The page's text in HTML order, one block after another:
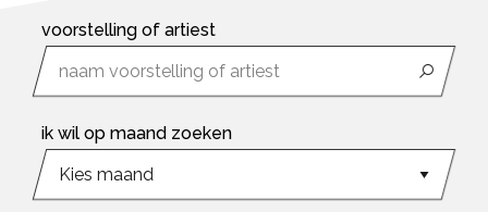
voorstelling of artiest
ik wil op maand zoeken